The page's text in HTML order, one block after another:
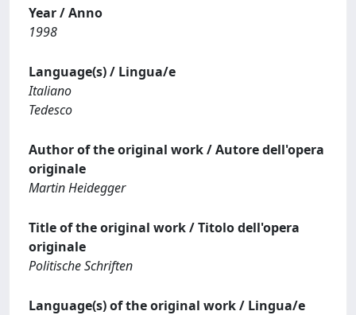
Year / Anno
1998
Language(s) / Lingua/e
Italiano
Tedesco
Author of the original work / Autore dell'opera
originale
Martin Heidegger
Title of the original work / Titolo dell'opera
originale
Politische Schriften
Language(s) of the original work / Lingua/e